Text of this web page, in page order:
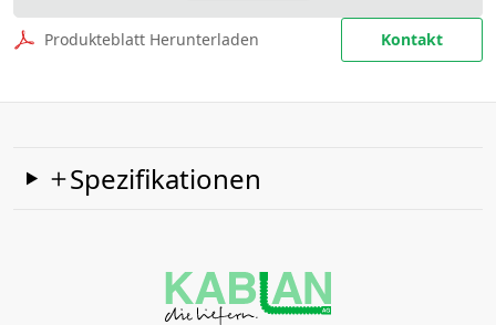
Produkteblatt Herunterladen Kontakt
Spezifikationen